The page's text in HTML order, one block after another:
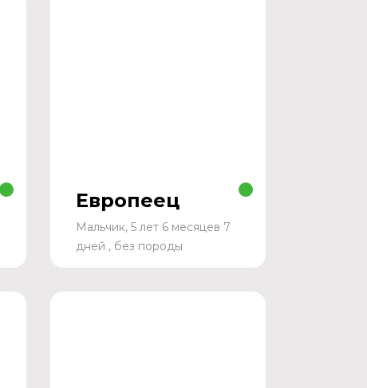
Европеец
Мальчик, 5 лет 6 месяцев 7
дней , без породы